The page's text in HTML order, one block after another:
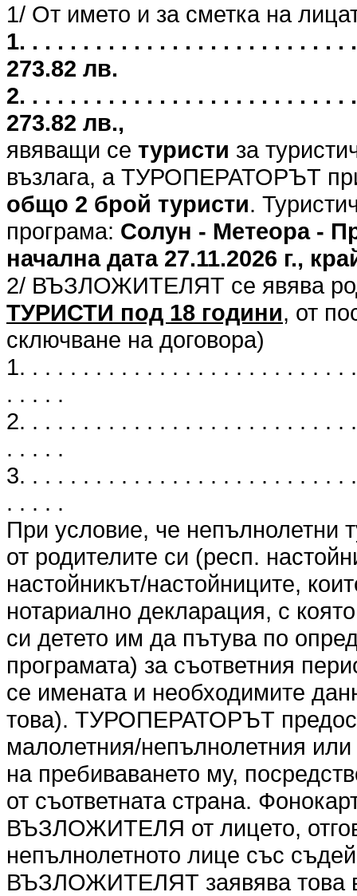
1/ От името и за сметка на
1. . . . . . . . . . . . . . . . . . . . . . . . .
273.82 лв.
2. . . . . . . . . . . . . . . . . . . . . . . . .
273.82 лв.,
явяващи се туристи за
възлага, а ТУРОПЕРАТОРЪТ
общо 2 брой туристи.
програма: Солун - Метеора -
начална дата 27.11.2026 г.,
2/ ВЪЗЛОЖИТЕЛЯТ се явява
ТУРИСТИ под 18 години, от
сключване на договора)
1. . . . . . . . . . . . . . . . . . . . . . . . .
. . . . .
2. . . . . . . . . . . . . . . . . . . . . . . . .
. . . . .
3. . . . . . . . . . . . . . . . . . . . . . . . .
. . . . .
При условие, че непълнолетни
от родителите си (респ.
настойникът/настойниците,
нотариално декларация, с
си детето им да пътува по
програмата) за съответния
се имената и необходимите
това). ТУРОПЕРАТОРЪТ
малолетния/непълнолетния
на пребиваването му,
от съответната страна.
ВЪЗЛОЖИТЕЛЯ от лицето,
непълнолетното лице със
ВЪЗЛОЖИТЕЛЯТ заявява това